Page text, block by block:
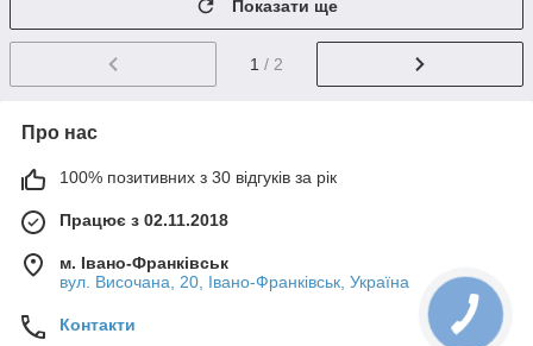
Показати ще
1 / 2
Про нас
100% позитивних з 30 відгуків за рік
Працює з 02.11.2018
м. Івано-Франківськ
вул. Височана, 20, Івано-Франківськ, Україна
Контакти